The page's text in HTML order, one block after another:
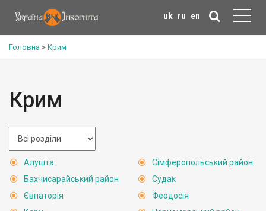
uk ru en
Головна > Крим
Крим
Алушта
Бахчисарайський район
Євпаторія
Сімферопольський район
Судак
Феодосія